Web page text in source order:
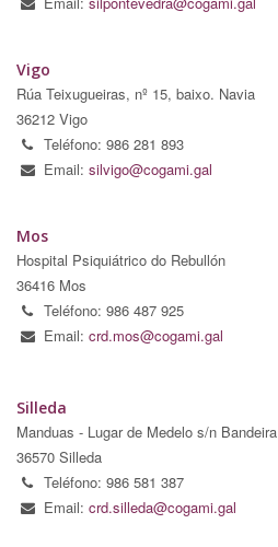
Vigo
Rúa Teixugueiras, nº 15, baixo. Navia
36212 Vigo
Teléfono: 986 281 893
Email: silvigo@cogami.gal
Mos
Hospital Psiquiátrico do Rebullón
36416 Mos
Teléfono: 986 487 925
Email: crd.mos@cogami.gal
Silleda
Manduas - Lugar de Medelo s/n Bandeira
36570 Silleda
Teléfono: 986 581 387
Email: crd.silleda@cogami.gal